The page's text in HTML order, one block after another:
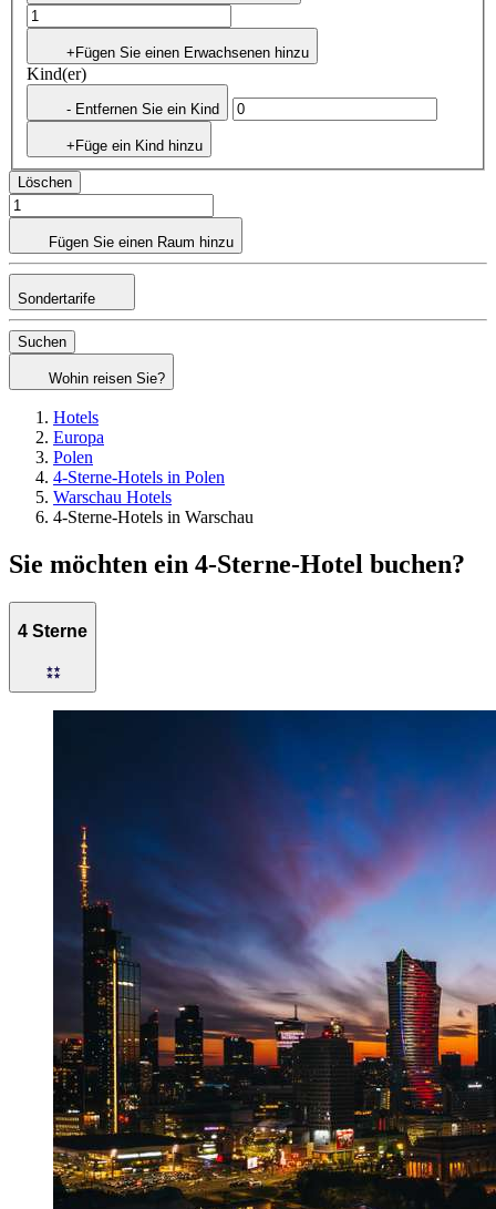
+Fügen Sie einen Erwachsenen hinzu
Kind(er)
- Entfernen Sie ein Kind
+Füge ein Kind hinzu
Löschen
Fügen Sie einen Raum hinzu
Sondertarife
Suchen
Wohin reisen Sie?
Hotels
Europa
Polen
4-Sterne-Hotels in Polen
Warschau Hotels
4-Sterne-Hotels in Warschau
Sie möchten ein 4-Sterne-Hotel buchen?
4 Sterne